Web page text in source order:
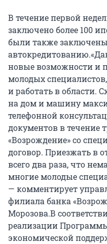
В течение первой
заключено более 100
были также
новые возможности и
молодых
и работать в области.
на дом и машину
телефонной
документов в течение
«Возрождение» со
договор. Приезжать в
всего два раза, что
многие молодые
— комментирует
филиала банка
Морозова.В
реализации
экономической